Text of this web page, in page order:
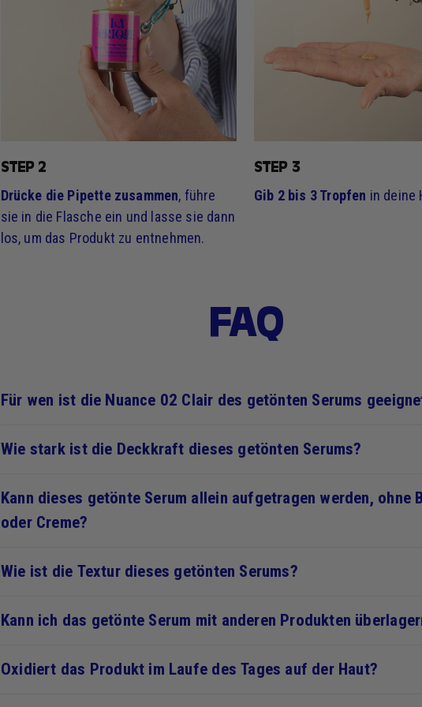
STEP 2
Drücke die Pipette zusammen, führe
sie in die Flasche ein und lasse sie dann
los, um das Produkt zu entnehmen.
STEP 3
Gib 2 bis 3 Tropfen in deine
FAQ
Für wen ist die Nuance 02 Clair des getönten Serums
Wie stark ist die Deckkraft dieses getönten Serums?
Kann dieses getönte Serum allein aufgetragen werden, ohne
oder Creme?
Wie ist die Textur dieses getönten Serums?
Kann ich das getönte Serum mit anderen Produkten
Oxidiert das Produkt im Laufe des Tages auf der Haut?